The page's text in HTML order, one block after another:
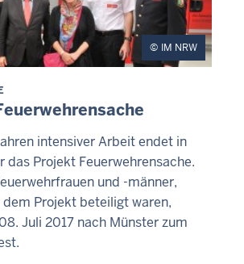
IM NRW
intensiver Arbeit endet in
das Projekt Feuerwehrensache.
und -männer,
Projekt beteiligt waren,
Juli 2017 nach Münster zum